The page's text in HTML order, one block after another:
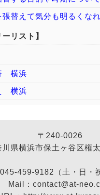
替えて気分も明るくなれ
ーリスト】
横浜
横浜
〒240-0026
川県横浜市保土ヶ谷区権
459-9182（土・日・
Mail：contact@at-